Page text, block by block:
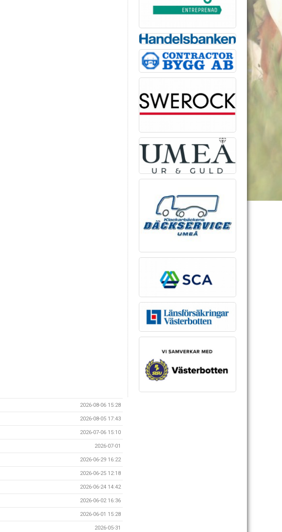
2026-08-06 15:28
2026-08-05 17:43
2026-07-06 15:10
2026-07-01
2026-06-29 16:22
2026-06-25 12:18
2026-06-24 14:42
2026-06-02 16:36
2026-06-01 15:28
2026-05-31